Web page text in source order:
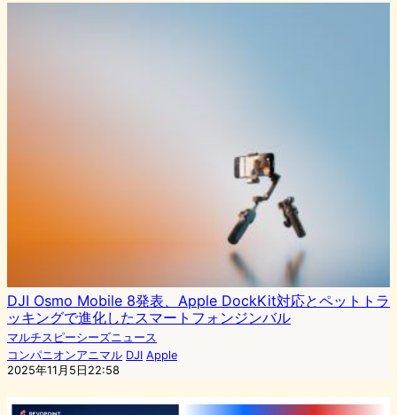
DJI Osmo Mobile 8発表、Apple DockKit対応とペットトラ
ッキングで進化したスマートフォンジンバル
マルチスピーシーズニュース
コンパニオンアニマル DJI Apple
2025年11月5日22:58